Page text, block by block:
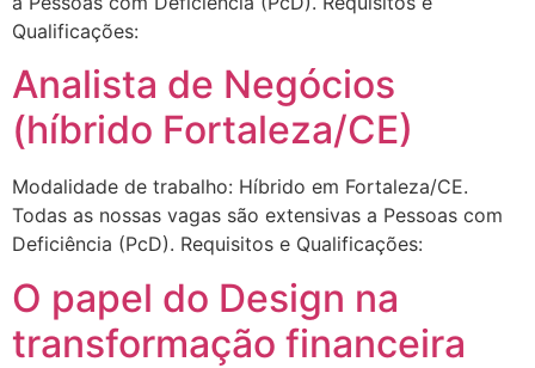
Qualificações:
Analista de Negócios
(híbrido Fortaleza/CE)
Modalidade de trabalho: Híbrido em Fortaleza/CE.
Todas as nossas vagas são extensivas a Pessoas com
Deficiência (PcD). Requisitos e Qualificações:
O papel do Design na
transformação financeira